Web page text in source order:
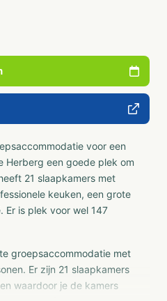
voor een
Herberg een goede plek om
21 slaapkamers met
keuken, een grote
Er is plek voor wel 147
groepsaccommodatie met
Er zijn 21 slaapkamers
waardoor je de kamers